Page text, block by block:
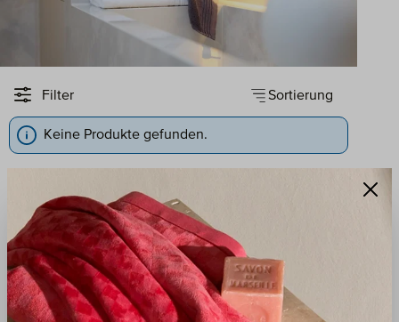
Filter Sortierung
Keine Produkte gefunden.
QUALITÄT VERANTWORTUNG